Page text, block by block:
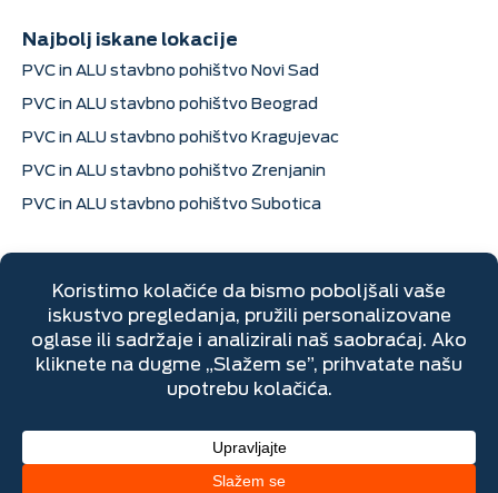
Najbolj iskane lokacije
PVC in ALU stavbno pohištvo Novi Sad
PVC in ALU stavbno pohištvo Beograd
PVC in ALU stavbno pohištvo Kragujevac
PVC in ALU stavbno pohištvo Zrenjanin
PVC in ALU stavbno pohištvo Subotica
Dimitrija Davidovića 6, Sremska Mitrovica
+381 22 670 205
Ponedeljek – petek: 07h do 16h
Sobota: 07h do 14h
Dizajn:Block&Roll